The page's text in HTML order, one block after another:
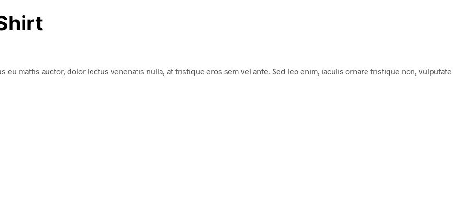
eu mattis auctor, dolor lectus venenatis nulla, at tristique eros sem vel ante. Sed leo enim, iaculis ornare tristique non, vulputate